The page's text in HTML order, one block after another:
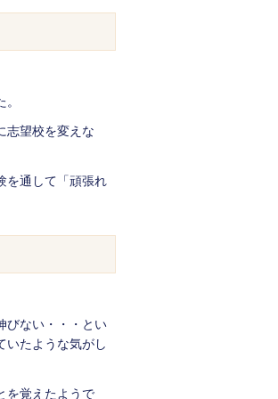
志望校を変えな
を通して「頑張れ
びない・・・とい
いたような気がし
を覚えたようで